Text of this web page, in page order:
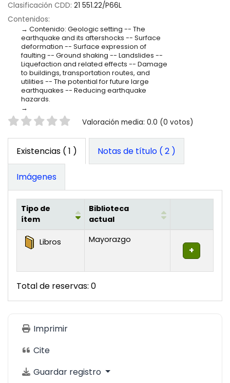
Clasificación CDD: 21 551.22/P66L
Contenidos:
Contenido: Geologic setting -- The
earthquake and its aftershocks -- Surface
deformation -- Surface expression of
faulting -- Ground shaking -- Landslides --
Liquefaction and related effects -- Damage
to buildings, transportation routes, and
utilities -- The potential for future large
earthquakes -- Reducing earthquake
hazards.
Valoración Valoración media: 0.0 (0 votos)
Existencias ( 1 ) Notas de título ( 2 )
Imágenes
Existencias
Tipo de
ítem
Biblioteca
actual
Libros Mayorazgo
Total de reservas: 0
Imprimir
Cite
Guardar registro